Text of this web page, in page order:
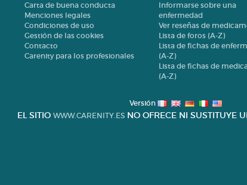
Carta de buena conducta
Menciones legales
Condiciones de uso
Gestión de las cookies
Contacto
Carenity para los profesionales
Informarse sobre una
enfermedad
Ver reseñas de
Lista de foros (A-Z)
Lista de fichas de
(A-Z)
Lista de fichas de
(A-Z)
Versión
EL SITIO WWW.CARENITY.ES NO OFRECE NI SUSTITUYE